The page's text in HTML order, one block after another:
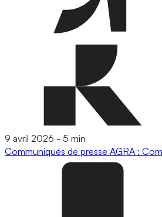
9 avril 2026 - 5 min
Communiqués de presse AGRA :